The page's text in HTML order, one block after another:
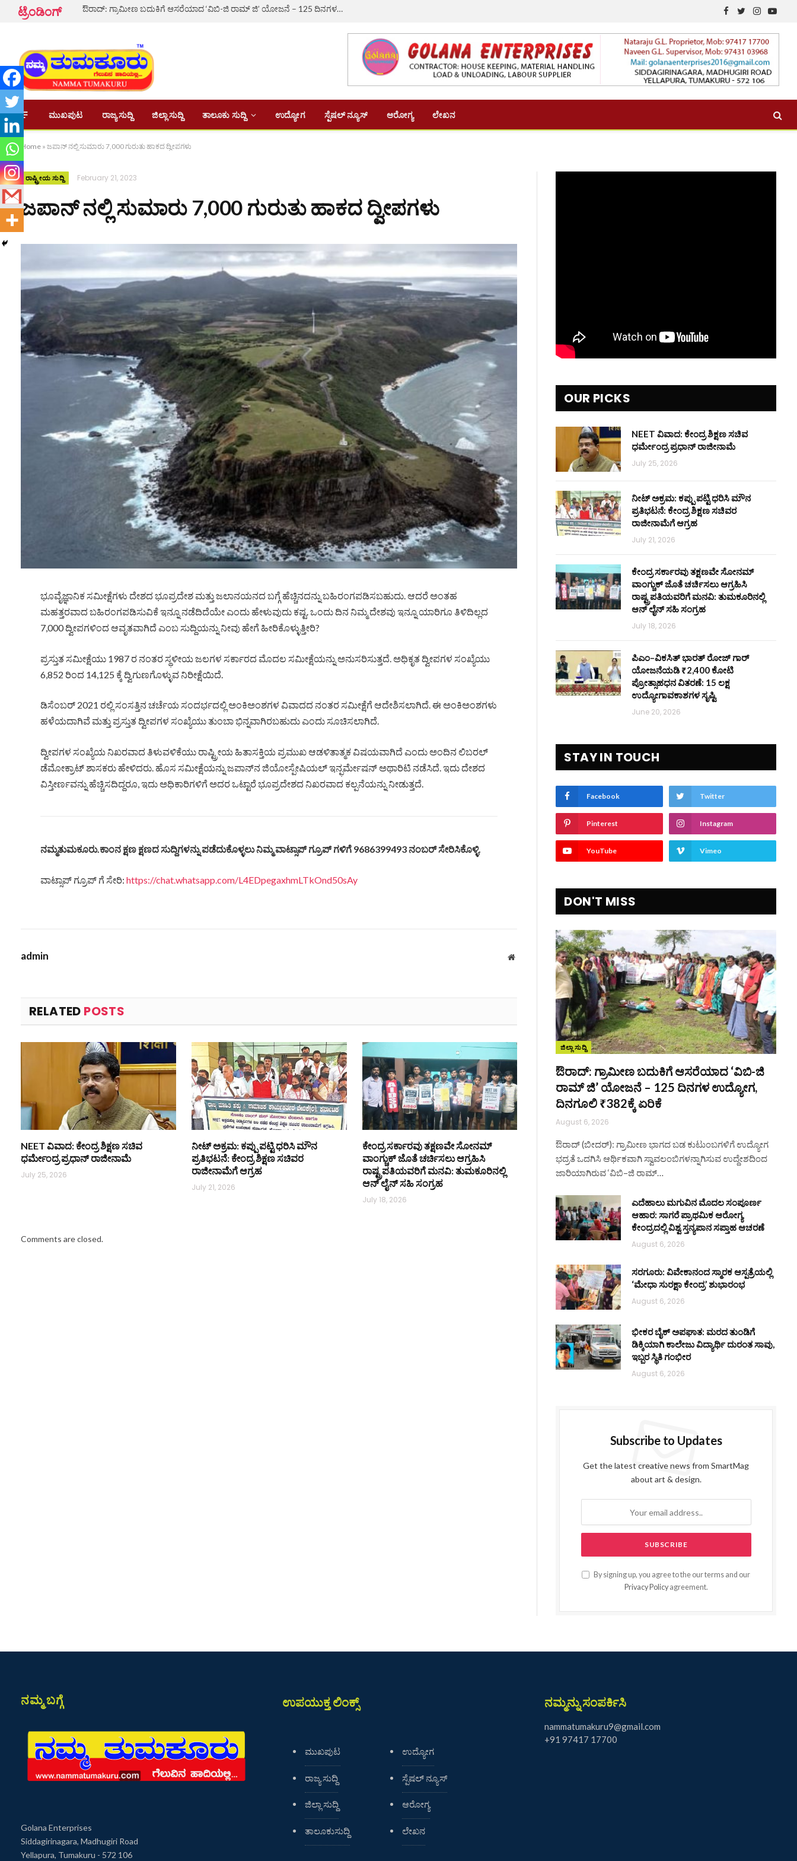
ಟ್ರೆಂಡಿಂಗ್ ಔರಾದ್: ಗ್ರಾಮೀಣ ಬದುಕಿಗೆ ಆಸರೆಯಾದ ‘ವಿಬಿ-ಜಿ ರಾಮ್ ಜಿ’ ಯೋಜನೆ – 125 ದಿನಗಳ ಉದ್ಯೋಗ, ದಿನಗೂಲಿ ₹382ಕ್ಕೆ ಏರಿಕೆ
Facebook
TwitterInstagram
ಮುಖಪುಟ ರಾಜ್ಯ ಸುದ್ದಿ ಜಿಲ್ಲಾ ಸುದ್ದಿ ತಾಲೂಕು ಸುದ್ದಿ ಉದ್ಯೋಗ ಸ್ಪೆಷಲ್ ನ್ಯೂಸ್ ಆರೋಗ್ಯ ಲೇಖನ
Home » ಜಪಾನ್‌ ನಲ್ಲಿ ಸುಮಾರು 7,000 ಗುರುತು ಹಾಕದ ದ್ವೀಪಗಳು
ರಾಷ್ಟ್ರೀಯ ಸುದ್ದಿ February 21, 2023
ಜಪಾನ್‌ ನಲ್ಲಿ ಸುಮಾರು 7,000 ಗುರುತು ಹಾಕದ ದ್ವೀಪಗಳು
ಭೂವೈಜ್ಞಾನಿಕ ಸಮೀಕ್ಷೆಗಳು ದೇಶದ ಭೂಪ್ರದೇಶ ಮತ್ತು ಜಲಾನಯನದ ಬಗ್ಗೆ ಹೆಚ್ಚಿನದನ್ನು ಬಹಿರಂಗಪಡಿಸಬಹುದು. ಆದರೆ ಅಂತಹ
ಮಹತ್ತರವಾದ ಬಹಿರಂಗಪಡಿಸುವಿಕೆ ಇನ್ನೂ ನಡೆದಿದೆಯೇ ಎಂದು ಹೇಳುವುದು ಕಷ್ಟ. ಒಂದು ದಿನ ನಿಮ್ಮ ದೇಶವು ಇನ್ನೂ ಯಾರಿಗೂ ತಿಳಿದಿಲ್ಲದ
7,000 ದ್ವೀಪಗಳಿಂದ ಆವೃತವಾಗಿದೆ ಎಂಬ ಸುದ್ದಿಯನ್ನು ನೀವು ಹೇಗೆ ಹೀರಿಕೊಳ್ಳುತ್ತೀರಿ?
ಪ್ರಸ್ತುತ ಸಮೀಕ್ಷೆಯು 1987 ರ ನಂತರ ಸ್ಥಳೀಯ ಜಲಗಳ ಸರ್ಕಾರದ ಮೊದಲ ಸಮೀಕ್ಷೆಯನ್ನು ಅನುಸರಿಸುತ್ತದೆ. ಅಧಿಕೃತ ದ್ವೀಪಗಳ ಸಂಖ್ಯೆಯು
6,852 ರಿಂದ 14,125 ಕ್ಕೆ ದ್ವಿಗುಣಗೊಳ್ಳುವ ನಿರೀಕ್ಷೆಯಿದೆ.
ಡಿಸೆಂಬರ್ 2021 ರಲ್ಲಿ ಸಂಸತ್ತಿನ ಚರ್ಚೆಯ ಸಂದರ್ಭದಲ್ಲಿ ಅಂಕಿಅಂಶಗಳ ವಿವಾದದ ನಂತರ ಸಮೀಕ್ಷೆಗೆ ಆದೇಶಿಸಲಾಗಿದೆ. ಈ ಅಂಕಿಅಂಶಗಳು
ಹಳೆಯದಾಗಿವೆ ಮತ್ತು ಪ್ರಸ್ತುತ ದ್ವೀಪಗಳ ಸಂಖ್ಯೆಯು ತುಂಬಾ ಭಿನ್ನವಾಗಿರಬಹುದು ಎಂದು ಸೂಚಿಸಲಾಗಿದೆ.
ದ್ವೀಪಗಳ ಸಂಖ್ಯೆಯ ನಿಖರವಾದ ತಿಳುವಳಿಕೆಯು ರಾಷ್ಟ್ರೀಯ ಹಿತಾಸಕ್ತಿಯ ಪ್ರಮುಖ ಆಡಳಿತಾತ್ಮಕ ವಿಷಯವಾಗಿದೆ ಎಂದು ಅಂದಿನ ಲಿಬರಲ್
ಡೆಮೋಕ್ರಾಟ್ ಶಾಸಕರು ಹೇಳಿದರು. ಹೊಸ ಸಮೀಕ್ಷೆಯನ್ನು ಜಪಾನ್‌ನ ಜಿಯೋಸ್ಪೇಷಿಯಲ್ ಇನ್ಫರ್ಮೇಷನ್ ಅಥಾರಿಟಿ ನಡೆಸಿದೆ. ಇದು ದೇಶದ
ವಿಸ್ತೀರ್ಣವನ್ನು ಹೆಚ್ಚಿಸದಿದ್ದರೂ, ಇದು ಅಧಿಕಾರಿಗಳಿಗೆ ಅದರ ಒಟ್ಟಾರೆ ಭೂಪ್ರದೇಶದ ನಿಖರವಾದ ಕಲ್ಪನೆಯನ್ನು ನೀಡುತ್ತದೆ.
ನಮ್ಮತುಮಕೂರು.ಕಾಂನ ಕ್ಷಣ ಕ್ಷಣದ ಸುದ್ದಿಗಳನ್ನು ಪಡೆದುಕೊಳ್ಳಲು ನಿಮ್ಮ ವಾಟ್ಸಾಪ್ ಗ್ರೂಪ್ ಗಳಿಗೆ 9686399493 ನಂಬರ್ ಸೇರಿಸಿಕೊಳ್ಳಿ.
ವಾಟ್ಸಾಪ್ ಗ್ರೂಪ್ ಗೆ ಸೇರಿ: https://chat.whatsapp.com/L4EDpegaxhmLTkOnd50sAy
admin Website
RELATED POSTS
NEET ವಿವಾದ: ಕೇಂದ್ರ ಶಿಕ್ಷಣ ಸಚಿವ
ಧರ್ಮೇಂದ್ರ ಪ್ರಧಾನ್ ರಾಜೀನಾಮೆ
July 25, 2026
ನೀಟ್ ಅಕ್ರಮ: ಕಪ್ಪು ಪಟ್ಟಿ ಧರಿಸಿ ಮೌನ
ಪ್ರತಿಭಟನೆ: ಕೇಂದ್ರ ಶಿಕ್ಷಣ ಸಚಿವರ
ರಾಜೀನಾಮೆಗೆ ಆಗ್ರಹ
July 21, 2026
ಕೇಂದ್ರ ಸರ್ಕಾರವು ತಕ್ಷಣವೇ ಸೋನಮ್
ವಾಂಗ್ಚುಕ್ ಜೊತೆ ಚರ್ಚಿಸಲು ಆಗ್ರಹಿಸಿ
ರಾಷ್ಟ್ರಪತಿಯವರಿಗೆ ಮನವಿ: ತುಮಕೂರಿನಲ್ಲಿ
ಆನ್‌ ಲೈನ್ ಸಹಿ ಸಂಗ್ರಹ
July 18, 2026
Comments are closed.
OUR PICKS
NEET ವಿವಾದ: ಕೇಂದ್ರ ಶಿಕ್ಷಣ ಸಚಿವ
ಧರ್ಮೇಂದ್ರ ಪ್ರಧಾನ್ ರಾಜೀನಾಮೆ
July 25, 2026
ನೀಟ್ ಅಕ್ರಮ: ಕಪ್ಪು ಪಟ್ಟಿ ಧರಿಸಿ ಮೌನ
ಪ್ರತಿಭಟನೆ: ಕೇಂದ್ರ ಶಿಕ್ಷಣ ಸಚಿವರ
ರಾಜೀನಾಮೆಗೆ ಆಗ್ರಹ
July 21, 2026
ಕೇಂದ್ರ ಸರ್ಕಾರವು ತಕ್ಷಣವೇ ಸೋನಮ್
ವಾಂಗ್ಚುಕ್ ಜೊತೆ ಚರ್ಚಿಸಲು ಆಗ್ರಹಿಸಿ
ರಾಷ್ಟ್ರಪತಿಯವರಿಗೆ ಮನವಿ: ತುಮಕೂರಿನಲ್ಲಿ
ಆನ್‌ ಲೈನ್ ಸಹಿ ಸಂಗ್ರಹ
July 18, 2026
ಪಿಎಂ–ವಿಕಸಿತ್ ಭಾರತ್ ರೋಜ್‌ ಗಾರ್
ಯೋಜನೆಯಡಿ ₹2,400 ಕೋಟಿ
ಪ್ರೋತ್ಸಾಹಧನ ವಿತರಣೆ: 15 ಲಕ್ಷ
ಉದ್ಯೋಗಾವಕಾಶಗಳ ಸೃಷ್ಟಿ
June 20, 2026
STAY IN TOUCH
Facebook Twitter
Pinterest Instagram
YouTube Vimeo
DON'T MISS
ಜಿಲ್ಲಾ ಸುದ್ದಿ
ಔರಾದ್: ಗ್ರಾಮೀಣ ಬದುಕಿಗೆ ಆಸರೆಯಾದ ‘ವಿಬಿ-ಜಿ
ರಾಮ್ ಜಿ’ ಯೋಜನೆ – 125 ದಿನಗಳ ಉದ್ಯೋಗ,
ದಿನಗೂಲಿ ₹382ಕ್ಕೆ ಏರಿಕೆ
August 6, 2026
ಔರಾದ್ (ಬೀದರ್): ಗ್ರಾಮೀಣ ಭಾಗದ ಬಡ ಕುಟುಂಬಗಳಿಗೆ ಉದ್ಯೋಗ
ಭದ್ರತೆ ಒದಗಿಸಿ ಆರ್ಥಿಕವಾಗಿ ಸ್ವಾವಲಂಬಿಗಳನ್ನಾಗಿಸುವ ಉದ್ದೇಶದಿಂದ
ಜಾರಿಯಾಗಿರುವ ‘ವಿಬಿ–ಜಿ ರಾಮ್…
ಎದೆಹಾಲು ಮಗುವಿನ ಮೊದಲ ಸಂಪೂರ್ಣ
ಆಹಾರ: ಸಾಗರೆ ಪ್ರಾಥಮಿಕ ಆರೋಗ್ಯ
ಕೇಂದ್ರದಲ್ಲಿ ವಿಶ್ವ ಸ್ತನ್ಯಪಾನ ಸಪ್ತಾಹ ಆಚರಣೆ
August 6, 2026
ಸರಗೂರು: ವಿವೇಕಾನಂದ ಸ್ಮಾರಕ ಆಸ್ಪತ್ರೆಯಲ್ಲಿ
‘ಮೇಧಾ ಸುರಕ್ಷಾ ಕೇಂದ್ರ’ ಶುಭಾರಂಭ
August 6, 2026
ಭೀಕರ ಬೈಕ್ ಅಪಘಾತ: ಮರದ ತುಂಡಿಗೆ
ಡಿಕ್ಕಿಯಾಗಿ ಕಾಲೇಜು ವಿದ್ಯಾರ್ಥಿ ದುರಂತ ಸಾವು,
ಇಬ್ಬರ ಸ್ಥಿತಿ ಗಂಭೀರ
August 6, 2026
Subscribe to Updates
Get the latest creative news from SmartMag
about art & design.
By signing up, you agree to the our terms and our
Privacy Policyagreement.
ನಮ್ಮ ಬಗ್ಗೆ
Golana Enterprises
Siddagirinagara, Madhugiri Road
Yellapura, Tumakuru - 572 106
ಉಪಯುಕ್ತ ಲಿಂಕ್ಸ್
ಮುಖಪುಟ
ರಾಜ್ಯ ಸುದ್ದಿ
ಜಿಲ್ಲಾ ಸುದ್ದಿ
ತಾಲೂಕುಸುದ್ದಿ
ಉದ್ಯೋಗ
ಸ್ಪೆಷಲ್ ನ್ಯೂಸ್
ಆರೋಗ್ಯ
ಲೇಖನ
ನಮ್ಮನ್ನು ಸಂಪರ್ಕಿಸಿ
nammatumakuru9@gmail.com
+91 97417 17700